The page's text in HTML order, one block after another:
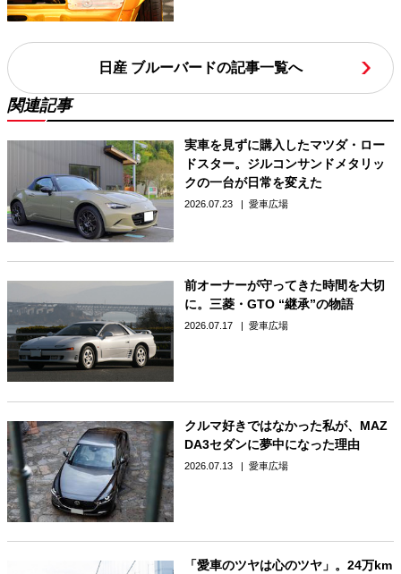
日産 ブルーバードの記事一覧へ
関連記事
実車を見ずに購入したマツダ・ロー
ドスター。ジルコンサンドメタリッ
クの一台が日常を変えた
2026.07.23 愛車広場
前オーナーが守ってきた時間を大切
に。三菱・GTO “継承”の物語
2026.07.17 愛車広場
クルマ好きではなかった私が、MAZ
DA3セダンに夢中になった理由
2026.07.13 愛車広場
「愛車のツヤは心のツヤ」。24万km